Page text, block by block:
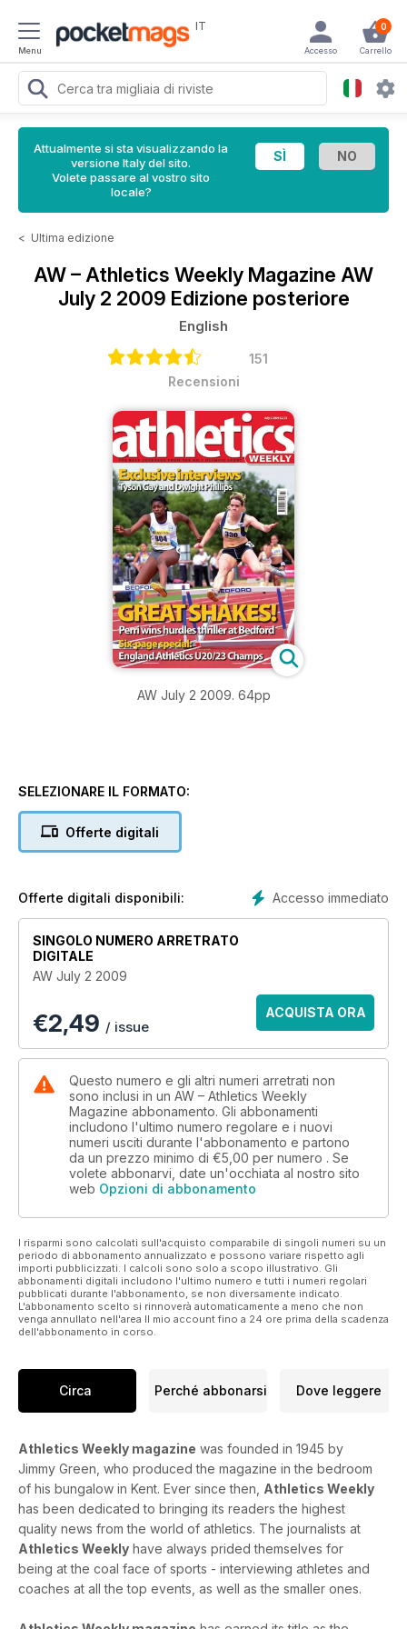
Menu
IT 0
Carrello
Accesso
Attualmente si sta visualizzando la
versione Italy del sito.
Volete passare al vostro sito
locale?
< Ultima edizione
AW – Athletics Weekly Magazine AW
July 2 2009 Edizione posteriore
English
151
Recensioni
AW July 2 2009. 64pp
SELEZIONARE IL FORMATO:
Offerte digitali
Accesso immediato
Offerte digitali disponibili:
SINGOLO NUMERO ARRETRATO
DIGITALE
AW July 2 2009
€2,49 / issue
ACQUISTA ORA
Questo numero e gli altri numeri arretrati non
sono inclusi in un AW – Athletics Weekly
Magazine abbonamento. Gli abbonamenti
includono l'ultimo numero regolare e i nuovi
numeri usciti durante l'abbonamento e partono
da un prezzo minimo di €5,00 per numero . Se
volete abbonarvi, date un'occhiata al nostro sito
web Opzioni di abbonamento
I risparmi sono calcolati sull'acquisto comparabile di singoli numeri su un
periodo di abbonamento annualizzato e possono variare rispetto agli
importi pubblicizzati. I calcoli sono solo a scopo illustrativo. Gli
abbonamenti digitali includono l'ultimo numero e tutti i numeri regolari
pubblicati durante l'abbonamento, se non diversamente indicato.
L'abbonamento scelto si rinnoverà automaticamente a meno che non
venga annullato nell'area Il mio account fino a 24 ore prima della scadenza
dell'abbonamento in corso.
Circa Perché abbonarsi Dove leggere
Athletics Weekly magazine was founded in 1945 by
Jimmy Green, who produced the magazine in the bedroom
of his bungalow in Kent. Ever since then, Athletics Weekly
has been dedicated to bringing its readers the highest
quality news from the world of athletics. The journalists at
Athletics Weekly have always prided themselves for
being at the coal face of sports - interviewing athletes and
coaches at all the top events, as well as the smaller ones.